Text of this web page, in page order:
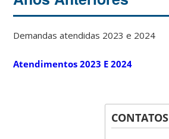
Demandas atendidas 2023 e 2024
Atendimentos 2023 E 2024
CONTATOS